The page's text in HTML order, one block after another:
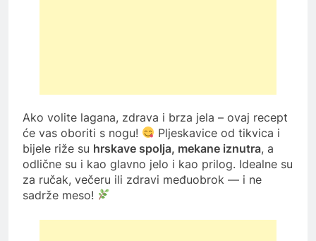
Ako volite lagana, zdrava i brza jela – ovaj recept
će vas oboriti s nogu!
Pljeskavice od tikvica i
bijele riže su hrskave spolja, mekane iznutra, a
odlične su i kao glavno jelo i kao prilog. Idealne su
za ručak, večeru ili zdravi međuobrok — i ne
sadrže meso!